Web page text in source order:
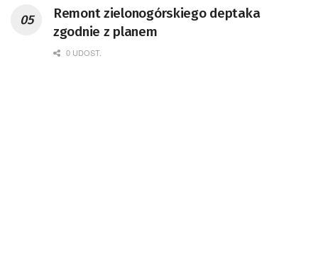
Remont zielonogórskiego deptaka
zgodnie z planem
0 UDOST.